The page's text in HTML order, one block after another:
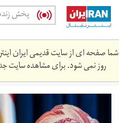
Skip
main
content
پخش
شما صفحه ای از سایت قدیمی ایران
روز نمی شود. برای مشاهده سایت
4_1.jpg